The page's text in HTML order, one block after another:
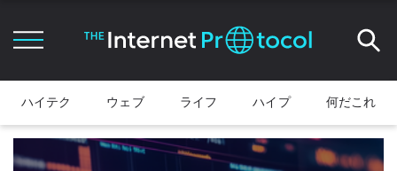
ハイテク ウェブ ライフ ハイプ 何だこれ